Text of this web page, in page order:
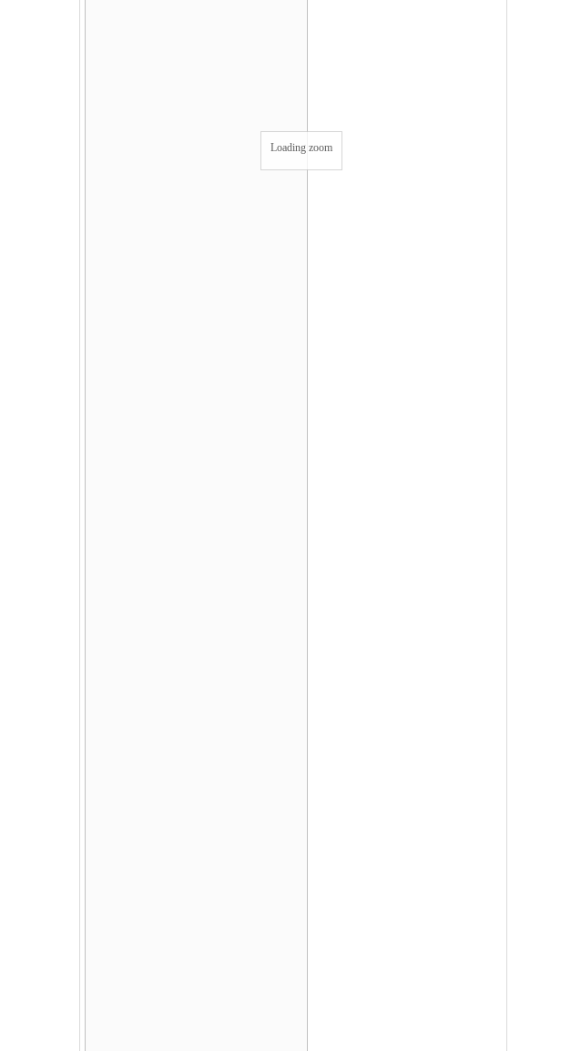
Loading zoom